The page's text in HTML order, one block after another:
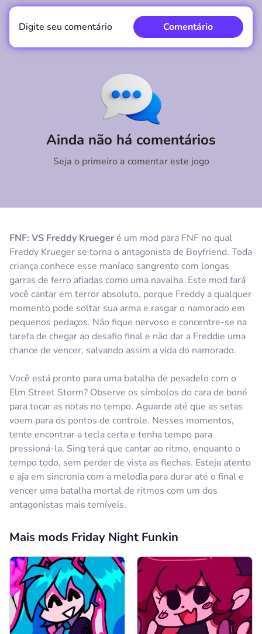
FNF: VS Freddy Kruegeré um mod para FNF no qual
Freddy Krueger se torna o antagonista de Boyfriend. Toda
criança conhece esse maníaco sangrento com longas
garras de ferro afiadas como uma navalha. Este mod fará
você cantar em terror absoluto, porque Freddy a qualquer
momento pode soltar sua arma e rasgar o namorado em
pequenos pedaços. Não fique nervoso e concentre-se na
tarefa de chegar ao desafio final e não dar a Freddie uma
chance de vencer, salvando assim a vida do namorado.
Você está pronto para uma batalha de pesadelo com o
Elm Street Storm? Observe os símbolos do cara de boné
para tocar as notas no tempo. Aguarde até que as setas
voem para os pontos de controle. Nesses momentos,
tente encontrar a tecla certa e tenha tempo para
pressioná-la. Sing terá que cantar ao ritmo, enquanto o
tempo todo, sem perder de vista as flechas. Esteja atento
e aja em sincronia com a melodia para durar até o final e
vencer uma batalha mortal de ritmos com um dos
antagonistas mais temíveis.
Ainda não há comentários
Seja o primeiro a comentar este jogo
Digite seu comentário Comentário
Mais mods Friday Night Funkin